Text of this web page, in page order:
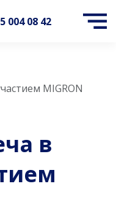
004 08 42
MIGRON
в